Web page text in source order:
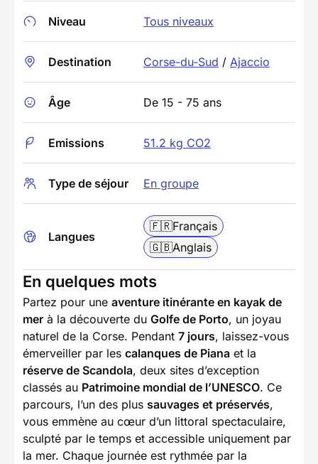
Niveau Tous niveaux
Destination Corse-du-Sud / Ajaccio
Âge De 15 - 75 ans
Emissions 51.2 kg CO2
Type de séjour En groupe
Langues
🇫🇷Français
🇬🇧Anglais
En quelques mots
Partez pour une aventure itinérante en kayak de
mer à la découverte du Golfe de Porto, un joyau
naturel de la Corse. Pendant 7 jours, laissez-vous
émerveiller par les calanques de Piana et la
réserve de Scandola, deux sites d’exception
classés au Patrimoine mondial de l’UNESCO. Ce
parcours, l’un des plus sauvages et préservés,
vous emmène au cœur d’un littoral spectaculaire,
sculpté par le temps et accessible uniquement par
la mer. Chaque journée est rythmée par la